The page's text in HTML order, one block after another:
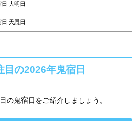
日 大明日
日 天恩日
目の2026年鬼宿日
の鬼宿日をご紹介しましょう。